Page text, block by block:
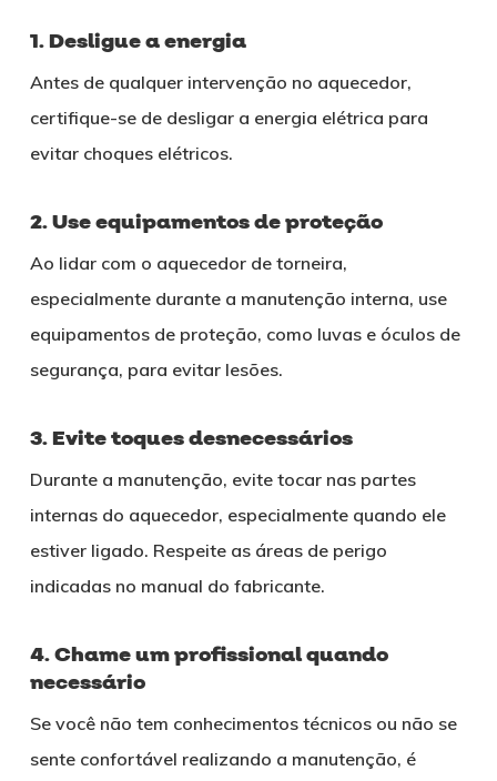
1. Desligue a energia
Antes de qualquer intervenção no aquecedor,
certifique-se de desligar a energia elétrica para
evitar choques elétricos.
2. Use equipamentos de proteção
Ao lidar com o aquecedor de torneira,
especialmente durante a manutenção interna, use
equipamentos de proteção, como luvas e óculos de
segurança, para evitar lesões.
3. Evite toques desnecessários
Durante a manutenção, evite tocar nas partes
internas do aquecedor, especialmente quando ele
estiver ligado. Respeite as áreas de perigo
indicadas no manual do fabricante.
4. Chame um profissional quando
necessário
Se você não tem conhecimentos técnicos ou não se
sente confortável realizando a manutenção, é